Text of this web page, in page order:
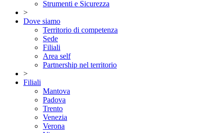
Strumenti e Sicurezza
>
Dove siamo
Territorio di competenza
Sede
Filiali
Area self
Partnership nel territorio
>
Filiali
Mantova
Padova
Trento
Venezia
Verona